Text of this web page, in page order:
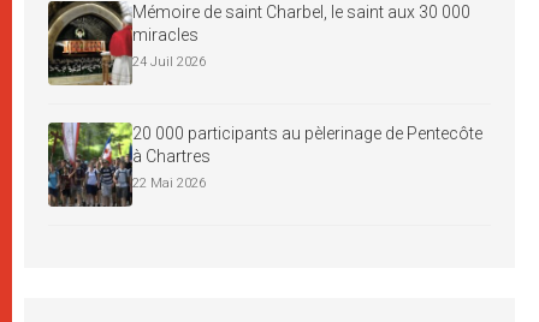
Mémoire de saint Charbel, le saint aux 30 000
miracles
24 Juil 2026
20 000 participants au pèlerinage de Pentecôte
à Chartres
22 Mai 2026